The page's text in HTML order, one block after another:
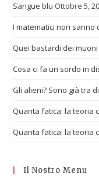
Sangue blu Ottobre 5,
I matematici non sanno
Quei bastardi dei
Cosa ci fa un sordo in
Gli alieni? Sono già tra
Quanta fatica: la teoria
Quanta fatica: la teoria
Il Nostro Menu